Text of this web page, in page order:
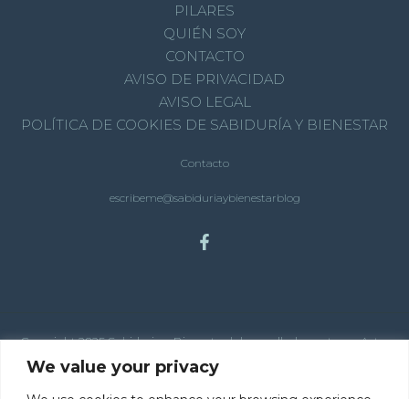
We value your privacy
PILARES
QUIÉN SOY
CONTACTO
AVISO DE PRIVACIDAD
AVISO LEGAL
POLÍTICA DE COOKIES DE SABIDURÍA Y BIENESTAR
Contacto
escribeme@sabiduriaybienestarblog
Copyright 2025 Sabiduria y Bienestar | desarrollado por tema Astra